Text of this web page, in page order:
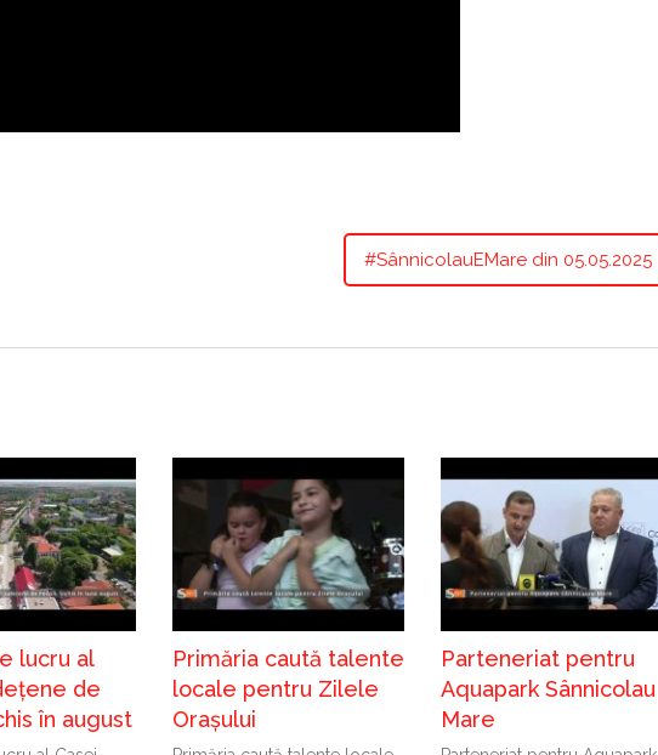
#SânnicolauEMare din 05.05.2025
lucru al
de
în august
Primăria caută talente
locale pentru Zilele
Orașului
Parteneriat pentru
Aquapark Sânnicolau
Mare